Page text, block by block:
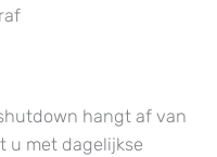
hangt af van
u met dagelijkse